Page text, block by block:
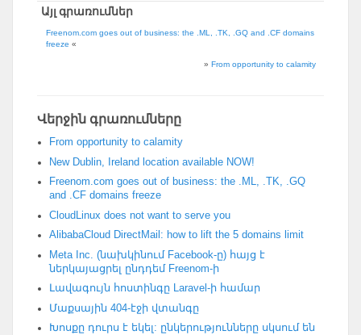
Այլ գրառումներ
Freenom.com goes out of business:the .ML , .TK , .GQ and .CF domains
freeze «
» From opportunity to calamity
Վերջին գրառումները
From opportunity to calamity
New Dublin
Ireland location available NOW!
Freenom.com goes out of business: the .ML, . TK, .GQ
and .CF domains freeze
CloudLinux does not want to serve you
AlibabaCloud DirectMail : how to lift the 5 domains limit
Meta Inc. (նախկինում Facebook-ը) հայց է
ներկայացրել ընդդեմ Freenom-ի
Լավագույն հոստինգը Laravel-ի համար
Մաքսային 404-էջի վտանգը
Խոսքը դուրս է եկել: ընկերությունները սկսում են